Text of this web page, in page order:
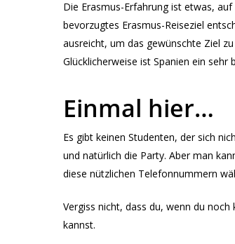
Die Erasmus-Erfahrung ist etwas,
bevorzugtes Erasmus-Reiseziel
ausreicht, um das gewünschte Ziel
Glücklicherweise ist Spanien ein
Einmal hier…
Es gibt keinen Studenten, der sich
und natürlich die Party. Aber man
diese nützlichen Telefonnummern
Vergiss nicht, dass du, wenn du
kannst.